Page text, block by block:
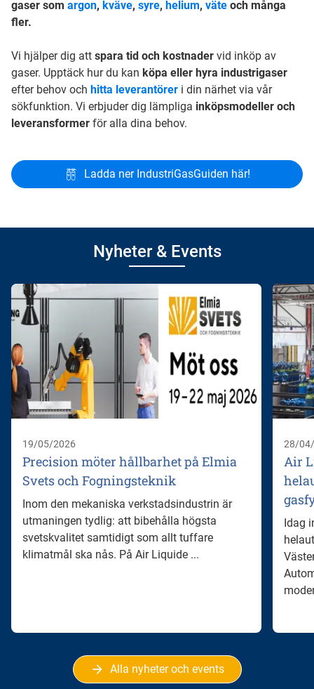
gaser som argon, kväve, syre, helium, väte och många
fler.
Vi hjälper dig att spara tid och kostnader vid inköp av
gaser. Upptäck hur du kan köpa eller hyra industrigaser
efter behov och hitta leverantörer i din närhet via vår
sökfunktion. Vi erbjuder dig lämpliga inköpsmodeller och
leveransformer för alla dina behov.
Ladda ner IndustriGasGuiden här!
Nyheter & Events
19/05/2026
Precision möter hållbarhet på Elmia
Svets och Fogningsteknik
Inom den mekaniska verkstadsindustrin är
utmaningen tydlig: att bibehålla högsta
svetskvalitet samtidigt som allt tuffare
klimatmål ska nås. På Air Liquide ...
28/
Air
Idag
Alla nyheter och events